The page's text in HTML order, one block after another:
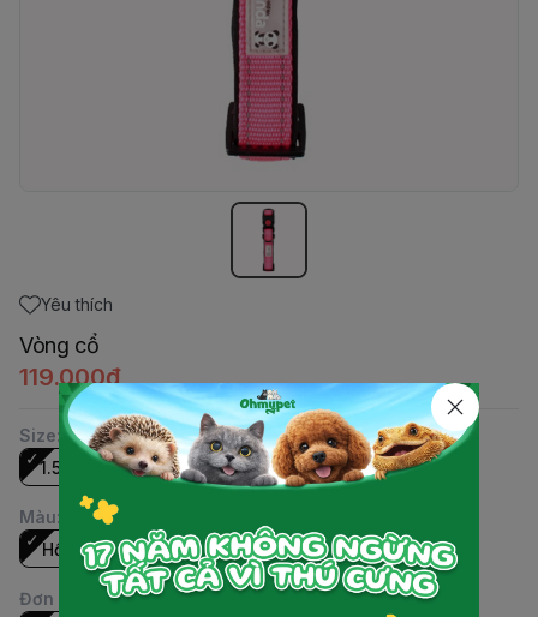
Yêu thích
Vòng cổ
119.000đ
Size:
1.5cm (20-30cm)
Màu:
Hồng
Đen
Đơn vị